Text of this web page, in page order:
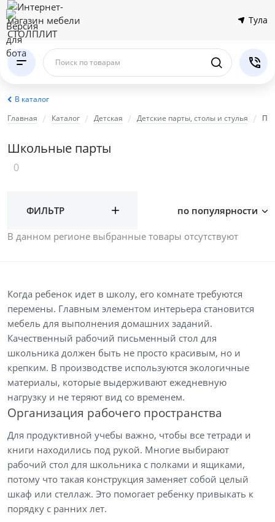
Тула
Поиск по товарам
В каталог
Главная
Каталог Детская Детские парты, столы и стулья
Школьные парты
0
ФИЛЬТР по популярности
В данном регионе выбранные товары отсутствуют
Когда ребенок идет в школу, его комнате требуются
перемены. Главным элементом интерьера становится
мебель для выполнения домашних заданий.
Качественный рабочий письменный стол для
школьника должен быть не просто красивым, но и
крепким. В производстве используются экологичные
материалы, которые выдерживают ежедневную
нагрузку и не теряют вид со временем.
Организация рабочего пространства
Для продуктивной учебы важно, чтобы все тетради и
книги находились под рукой. Многие выбирают
рабочий стол для школьника с полками и ящиками,
потому что такая конструкция заменяет собой целый
шкаф или стеллаж. Это помогает ребенку привыкать к
порядку с ранних лет.